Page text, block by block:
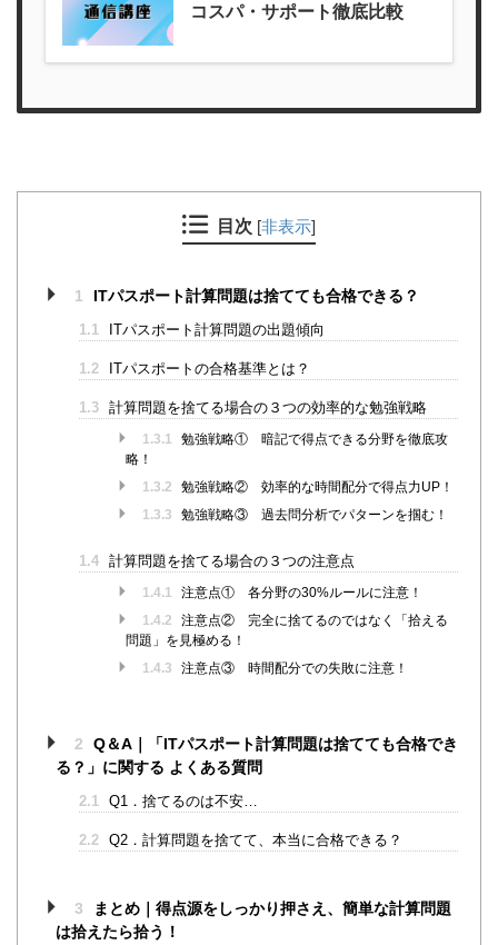
コスパ・サポート徹底比較
目次 [非表示]
1 ITパスポート計算問題は捨てても合格できる？
1.1 ITパスポート計算問題の出題傾向
1.2 ITパスポートの合格基準とは？
1.3 計算問題を捨てる場合の３つの効率的な勉強戦略
1.3.1
勉強戦略① 暗記で得点できる分野を徹底攻
略！
1.3.2
勉強戦略② 効率的な時間配分で得点力UP！
1.3.3
勉強戦略③ 過去問分析でパターンを掴む！
1.4 計算問題を捨てる場合の３つの注意点
1.4.1
注意点① 各分野の30%ルールに注意！
1.4.2
注意点② 完全に捨てるのではなく「拾える
問題」を見極める！
1.4.3
注意点③ 時間配分での失敗に注意！
2
Q＆A｜「ITパスポート計算問題は捨てても合格でき
る？」に関する よくある質問
2.1 Q1．捨てるのは不安…
2.2 Q2．計算問題を捨てて、本当に合格できる？
3
まとめ｜得点源をしっかり押さえ、簡単な計算問題
は拾えたら拾う！